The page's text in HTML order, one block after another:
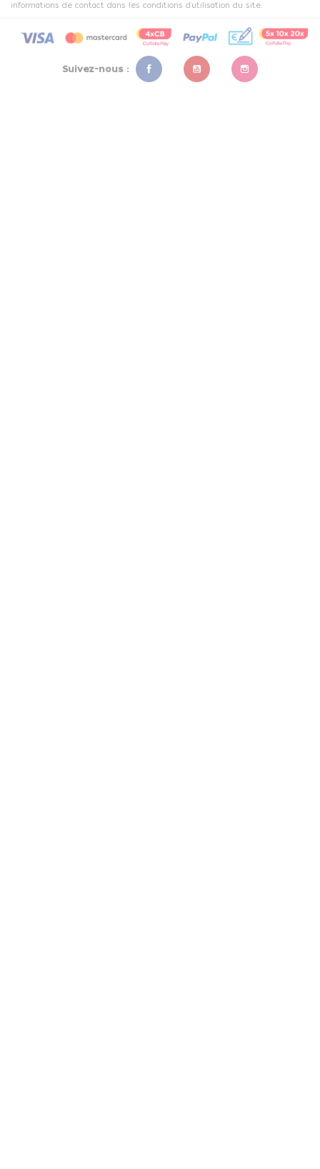
informations de contact dans les conditions d'utilisation du site.
Suivez-nous :
FacebookYouTubeInstagram